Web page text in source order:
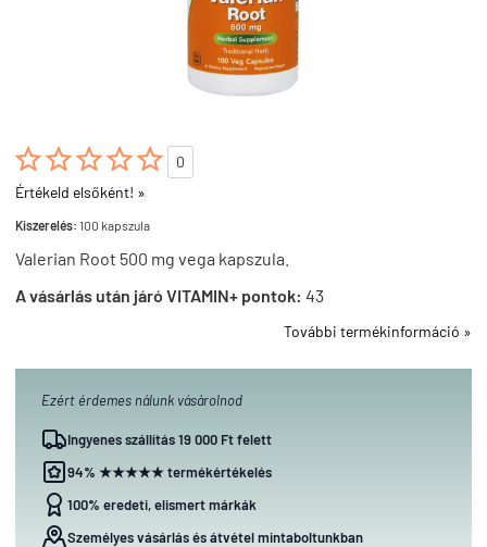

0
Értékeld elsőként! »
Kiszerelés: 100 kapszula
Valerian Root 500 mg vega kapszula.
A vásárlás után járó VITAMIN+ pontok: 43
További termékinformáció »
Ezért érdemes nálunk vásárolnod
Ingyenes szállítás 19 000 Ft felett
94% ★★★★★ termékértékelés
100% eredeti, elismert márkák
Személyes vásárlás és átvétel mintaboltunkban